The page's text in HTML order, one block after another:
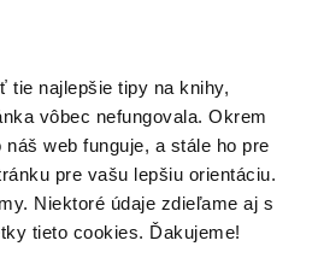
tie najlepšie tipy na knihy,
vôbec nefungovala. Okrem
web funguje, a stále ho pre
pre vašu lepšiu orientáciu.
Niektoré údaje zdieľame aj s
tieto cookies. Ďakujeme!